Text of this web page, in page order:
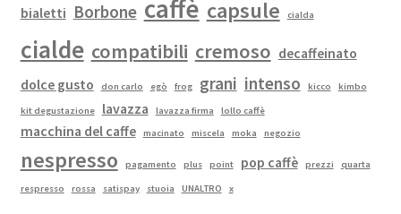
bialetti Borbone caffè capsule cialda
cialde compatibili cremoso decaffeinato
dolce gusto
don carlo egò frog grani intenso kicco kimbo
kit degustazione lavazza lavazza firma lollo caffè
macchina del caffe macinato miscela moka negozio
nespresso pagamento plus point pop caffè prezzi quarta
respresso rossa satispay stuoia UNALTRO x